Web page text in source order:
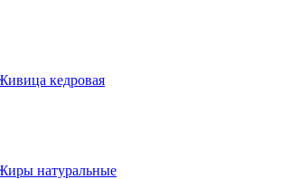
кедровая
натуральные